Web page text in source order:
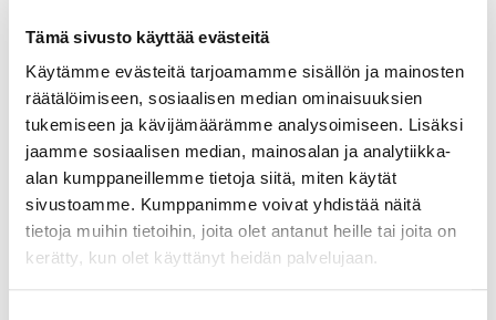
Tämä sivusto käyttää evästeitä
Käytämme evästeitä tarjoamamme sisällön ja mainosten
räätälöimiseen, sosiaalisen median ominaisuuksien
tukemiseen ja kävijämäärämme analysoimiseen. Lisäksi
jaamme sosiaalisen median, mainosalan ja analytiikka-
alan kumppaneillemme tietoja siitä, miten käytät
sivustoamme. Kumppanimme voivat yhdistää näitä
tietoja muihin tietoihin, joita olet antanut heille tai joita on
kerätty, kun olet käyttänyt heidän palvelujaan.
Tutustu myös